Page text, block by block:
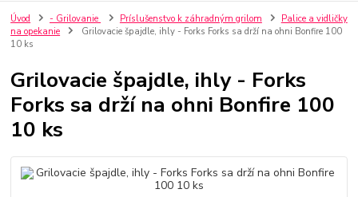
Úvod - Grilovanie Príslušenstvo k záhradným grilom
Palice a vidličky
na opekanie
Grilovacie špajdle, ihly - Forks Forks sa drží na ohni Bonfire 100
10 ks
Grilovacie špajdle, ihly - Forks
Forks sa drží na ohni Bonfire 100
10 ks